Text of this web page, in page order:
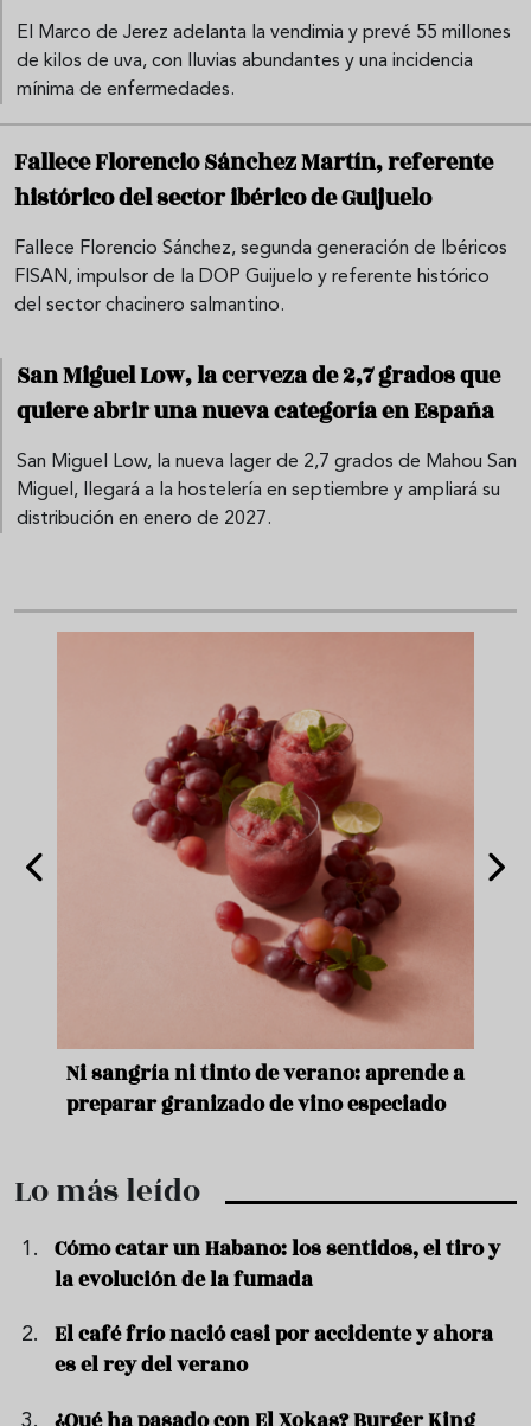
El Marco de Jerez adelanta la vendimia y prevé 55 millones
de kilos de uva, con lluvias abundantes y una incidencia
mínima de enfermedades.
Fallece Florencio Sánchez Martín, referente
histórico del sector ibérico de Guijuelo
Fallece Florencio Sánchez, segunda generación de Ibéricos
FISAN, impulsor de la DOP Guijuelo y referente histórico
del sector chacinero salmantino.
San Miguel Low, la cerveza de 2,7 grados que
quiere abrir una nueva categoría en España
San Miguel Low, la nueva lager de 2,7 grados de Mahou San
Miguel, llegará a la hostelería en septiembre y ampliará su
distribución en enero de 2027.
Ni sangría ni tinto de verano: aprende a
preparar granizado de vino especiado
Lo más leído
Cómo catar un Habano: los sentidos, el tiro y
la evolución de la fumada
El café frío nació casi por accidente y ahora
es el rey del verano